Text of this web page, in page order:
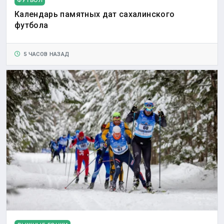
Календарь памятных дат сахалинского
футбола
5 ЧАСОВ НАЗАД